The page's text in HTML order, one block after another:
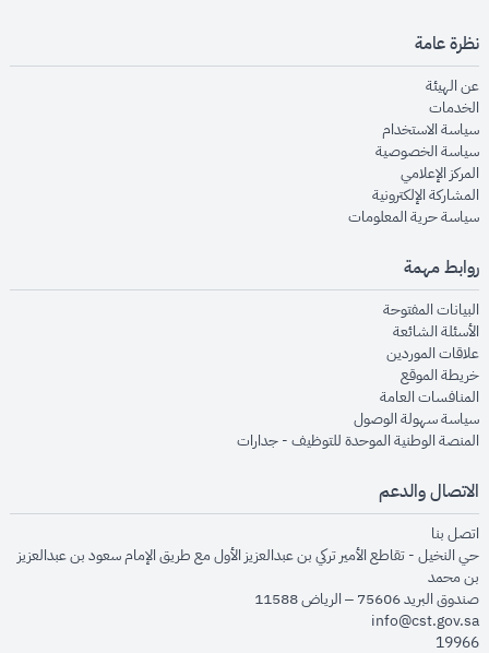
نظرة عامة
عن الهيئةopens in new window
الخدماتopens in new window
سياسة الاستخدام
سياسة الخصوصيةopens in new window
المركز الإعلاميopens in new window
المشاركة الإلكترونيةopens in new window
سياسة حرية المعلوماتopens in new window
روابط مهمة
البيانات المفتوحةopens in new window
الأسئلة الشائعةopens in new window
علاقات الموردينopens in new window
خريطة الموقعopens in new window
المنافسات العامةopens in new window
سياسة سهولة الوصولopens in new window
المنصة الوطنية الموحدة للتوظيف - جداراتopens in new window
الاتصال والدعم
اتصل بنا
حي النخيل - تقاطع الأمير تركي بن عبدالعزيز الأول مع طريق الإمام سعود بن عبدالعزيز
بن محمد
صندوق البريد 75606 – الرياض 11588
info@cst.gov.sa
19966